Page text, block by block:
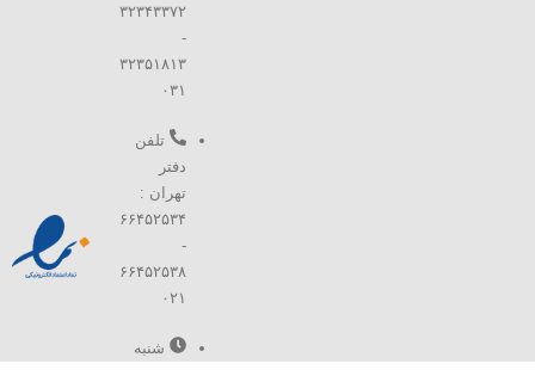
۳۲۳۴۳۳۷۲
-
۳۲۳۵۱۸۱۳
۰۳۱
تلفن
دفتر
تهران :
۶۶۴۵۲۵۳۴
-
۶۶۴۵۲۵۳۸
۰۲۱
شنبه